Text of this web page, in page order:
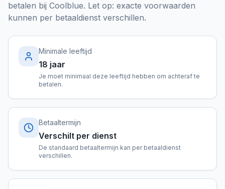
betalen bij Coolblue. Let op: exacte voorwaarden
kunnen per betaaldienst verschillen.
Minimale leeftijd
18 jaar
Je moet minimaal deze leeftijd hebben om achteraf te
betalen.
Betaaltermijn
Verschilt per dienst
De standaard betaaltermijn kan per betaaldienst
verschillen.